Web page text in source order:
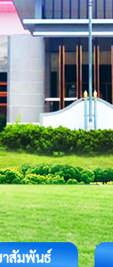
สัมพันธ์